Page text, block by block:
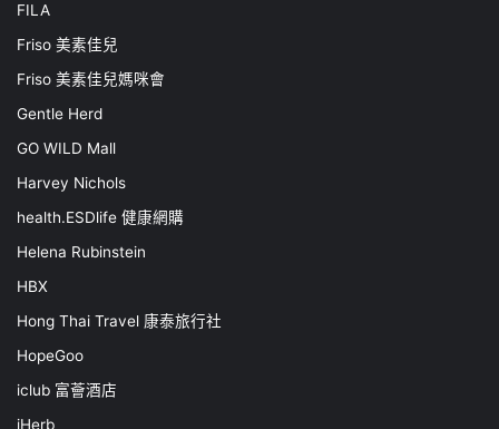
FILA
Friso 美素佳兒
Friso 美素佳兒媽咪會
Gentle Herd
GO WILD Mall
Harvey Nichols
health.ESDlife 健康網購
Helena Rubinstein
HBX
Hong Thai Travel 康泰旅行社
HopeGoo
iclub 富薈酒店
iHerb